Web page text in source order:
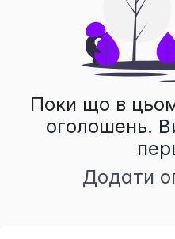
Поки що в
оголошень.
Додати